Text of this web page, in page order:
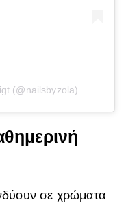
(@nailsbyzola)
σε χρώματα